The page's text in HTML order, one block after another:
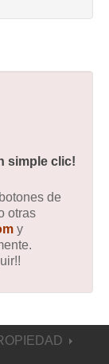
simple clic!
de
otras
y